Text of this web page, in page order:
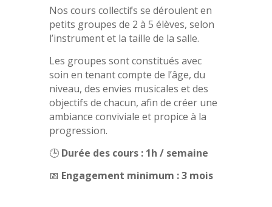
Nos cours collectifs se déroulent en
petits groupes de 2 à 5 élèves, selon
l’instrument et la taille de la salle.
Les groupes sont constitués avec
soin en tenant compte de l’âge, du
niveau, des envies musicales et des
objectifs de chacun, afin de créer une
ambiance conviviale et propice à la
progression.
🕒 Durée des cours : 1h / semaine
📅 Engagement minimum : 3 mois